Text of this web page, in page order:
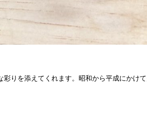
りを添えてくれます。昭和から平成にかけ